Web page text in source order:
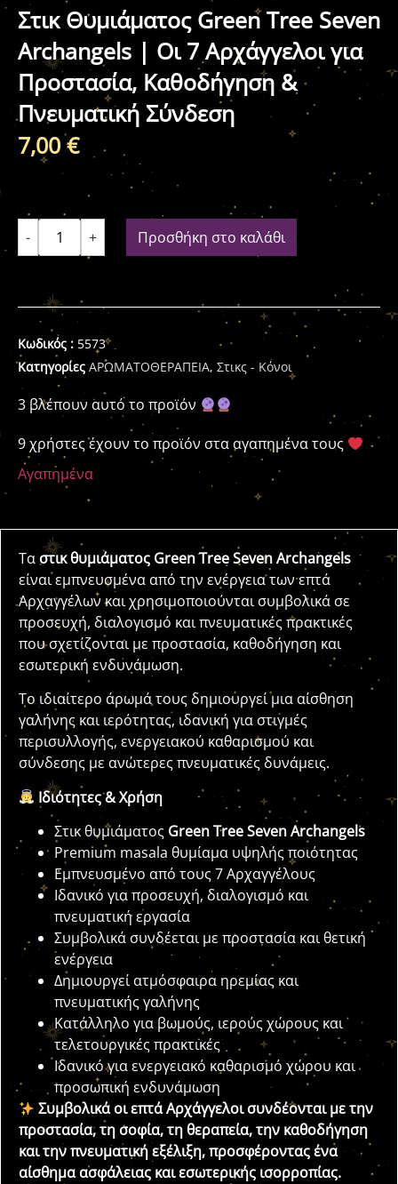
Στικ Θυμιάματος Green Tree Seven
Archangels | Οι 7 Αρχάγγελοι για
Προστασία, Καθοδήγηση &
Πνευματική Σύνδεση
7,00€
- + Προσθήκη στο καλάθι
Κωδικός : 5573
Κατηγορίες ΑΡΩΜΑΤΟΘΕΡΑΠΕΙΑ, Στικς - Κόνοι
3 βλέπουν αυτό το προϊόν
9 χρήστες έχουν το προϊόν στα αγαπημένα τους
Αγαπημένα
Τα στικ θυμιάματος Green Tree Seven Archangels
είναι εμπνευσμένα από την ενέργεια των επτά
Αρχαγγέλων και χρησιμοποιούνται συμβολικά σε
προσευχή, διαλογισμό και πνευματικές πρακτικές
που σχετίζονται με προστασία, καθοδήγηση και
εσωτερική ενδυνάμωση.
Το ιδιαίτερο άρωμά τους δημιουργεί μια αίσθηση
γαλήνης και ιερότητας, ιδανική για στιγμές
περισυλλογής, ενεργειακού καθαρισμού και
σύνδεσης με ανώτερες πνευματικές δυνάμεις.
Ιδιότητες & Χρήση
Στικ θυμιάματος Green Tree Seven Archangels
Premium masala θυμίαμα υψηλής ποιότητας
Εμπνευσμένο από τους 7 Αρχαγγέλους
Ιδανικό για προσευχή, διαλογισμό και
πνευματική εργασία
Συμβολικά συνδέεται με προστασία και θετική
ενέργεια
Δημιουργεί ατμόσφαιρα ηρεμίας και
πνευματικής γαλήνης
Κατάλληλο για βωμούς, ιερούς χώρους και
τελετουργικές πρακτικές
Ιδανικό για ενεργειακό καθαρισμό χώρου και
προσωπική ενδυνάμωση
Συμβολικά οι επτά Αρχάγγελοι συνδέονται με την
προστασία, τη σοφία, τη θεραπεία, την καθοδήγηση
και την πνευματική εξέλιξη, προσφέροντας ένα
αίσθημα ασφάλειας και εσωτερικής ισορροπίας.